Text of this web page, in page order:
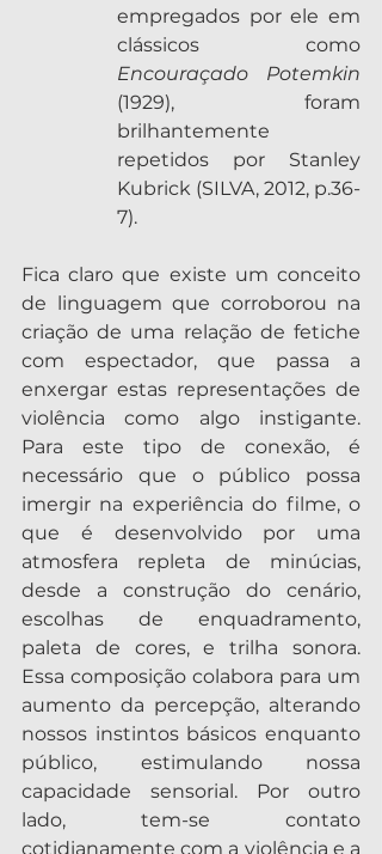
empregados por ele em
(1929), foram
brilhantemente
repetidos por Stanley
Kubrick (SILVA, 2012, p.36-
7).
Fica claro que existe um conceito
de linguagem que corroborou na
criação de uma relação de fetiche
com espectador, que passa a
enxergar estas representações de
violência como algo instigante.
Para este tipo de conexão, é
necessário que o público possa
imergir na experiência do filme, o
que é desenvolvido por uma
atmosfera repleta de minúcias,
desde a construção do cenário,
escolhas de enquadramento,
paleta de cores, e trilha sonora.
Essa composição colabora para um
aumento da percepção, alterando
nossos instintos básicos enquanto
público, estimulando nossa
capacidade sensorial. Por outro
lado, tem-se contato
cotidianamente com a violência e a